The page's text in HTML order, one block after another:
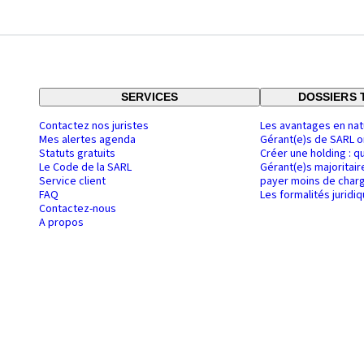
SERVICES
Contactez nos juristes
Mes alertes agenda
Statuts gratuits
Le Code de la SARL
Service client
FAQ
Contactez-nous
A propos
DOSSIERS
Les avantages en
Gérant(e)s de SARL
Créer une holding :
Gérant(e)s
payer moins de
Les formalités